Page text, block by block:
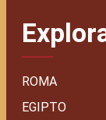
ROMA
EGIPTO